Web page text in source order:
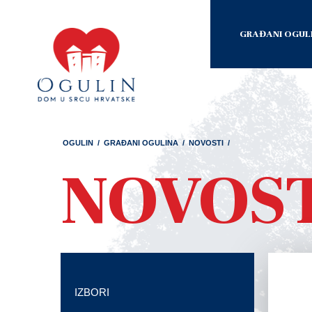
GRAĐANI
OGULIN / GRAĐANI OGULINA / NOVOSTI /
IZBORI